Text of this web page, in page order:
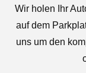
Wir holen Ihr
auf dem
uns um den